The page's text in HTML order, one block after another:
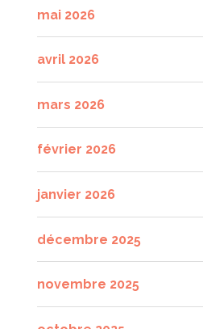
mai 2026
avril 2026
mars 2026
février 2026
janvier 2026
décembre 2025
novembre 2025